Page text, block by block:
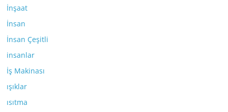
İnşaat
İnsan
İnsan Çeşitli
insanlar
İş Makinası
ışıklar
ısıtma